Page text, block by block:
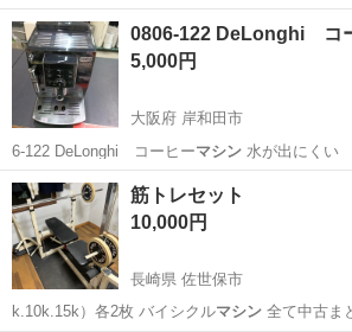
…北海道 札幌市
0806-122 DeLonghi コ
5,000円
大阪府 岸和田市
6-122 DeLonghi コーヒーマシン
大阪 岸和田市 キッチン家電
筋トレセット
10,000円
長崎県 佐世保市
k.10k.15k）各2枚 バイシクルマシン